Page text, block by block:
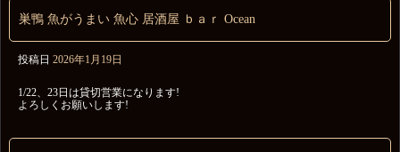
巣鴨 魚がうまい 魚心 居酒屋 ｂａｒ Ocean
投稿日 2026年1月19日
1/22、23日は貸切営業になります!
よろしくお願いします!